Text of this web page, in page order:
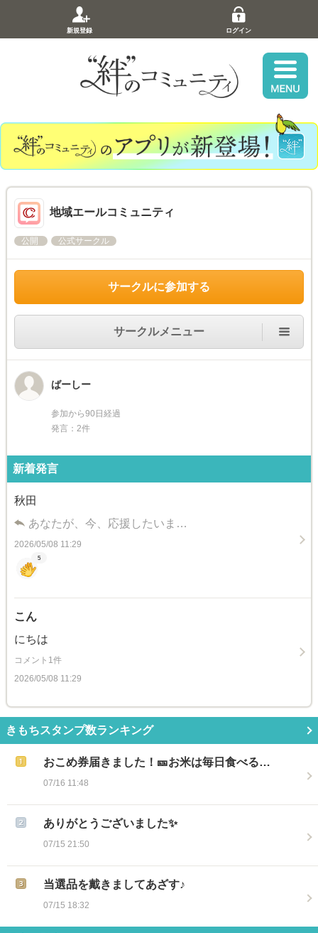
新規登録 ログイン
地域エールコミュニティ
公開 公式サークル
サークルに参加する
サークルメニュー
ばーしー
参加から90日経過
発言：2件
新着発言
秋田
あなたが、今、応援したいま…
2026/05/08 11:29
5
こん
にちは
コメント1件
2026/05/08 11:29
きもちスタンプ数ランキング
おこめ券届きました！🎫お米は毎日食べる…
07/16 11:48
ありがとうございました✨
07/15 21:50
当選品を戴きましてあざす♪
07/15 18:32